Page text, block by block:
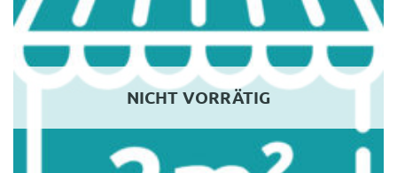
NICHT VORRÄTIG